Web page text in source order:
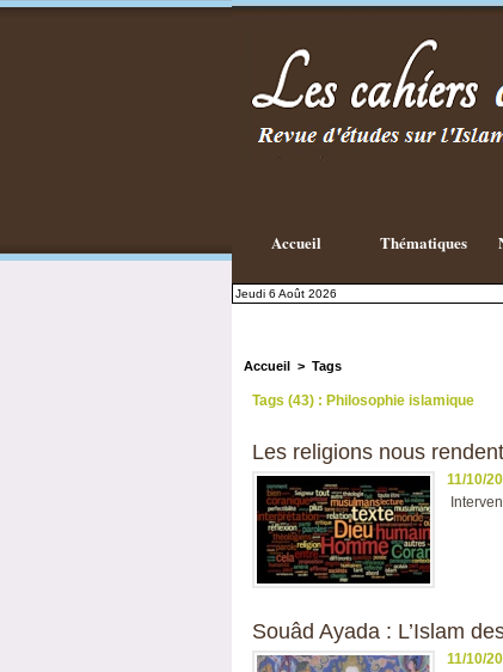
Accueil Thématiques
Jeudi 6 Août 2026
Accueil > Tags
Tags (43) : Philosophie islamique
Les religions nous
11/10/
Souâd Ayada : L’Islam
11/10/